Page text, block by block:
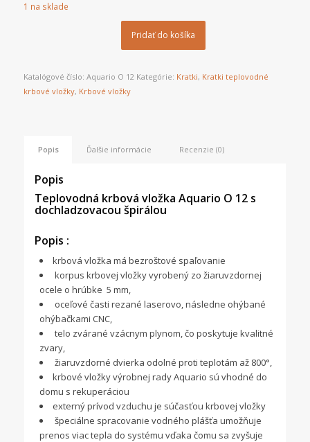
1 na sklade
Pridať do košíka
Katalógové číslo: Aquario O 12 Kategórie: Kratki, Kratki teplovodné
krbové vložky, Krbové vložky
Popis Ďalšie informácie Recenzie (0)
Popis
Teplovodná krbová vložka Aquario O 12 s
dochladzovacou špirálou
Popis :
krbová vložka má bezroštové spaľovanie
korpus krbovej vložky vyrobený zo žiaruvzdornej
ocele o hrúbke 5 mm,
oceľové časti rezané laserovo, následne ohýbané
ohýbačkami CNC,
telo zvárané vzácnym plynom, čo poskytuje kvalitné
zvary,
žiaruvzdorné dvierka odolné proti teplotám až 800°,
krbové vložky výrobnej rady Aquario sú vhodné do
domu s rekuperáciou
externý prívod vzduchu je súčasťou krbovej vložky
špeciálne spracovanie vodného plášťa umožňuje
prenos viac tepla do systému vďaka čomu sa zvyšuje